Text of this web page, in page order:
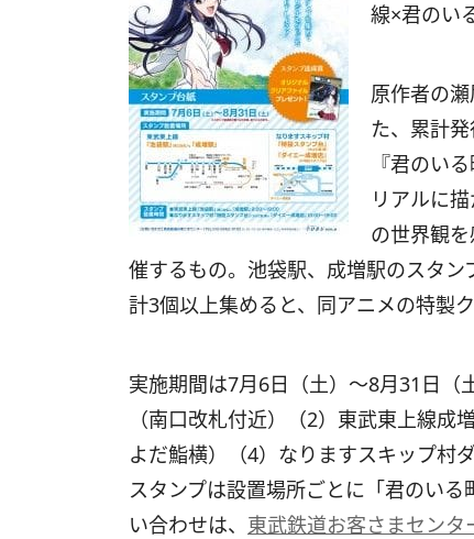
線×君のい
原作者の
た、累計
『君のい
リアルに
の世界観
催するもの。池袋駅、成増駅のスタ
計3個以上集めると、同アニメの特製
実施期間は7月6日（土）～8月31日（
（南口改札付近）（2）東武東上線
よだ鮨横）（4）なりますスキップ村
スタンプは設置場所ごとに「君のい
い合わせは、 東武鉄道お客さまセンタ